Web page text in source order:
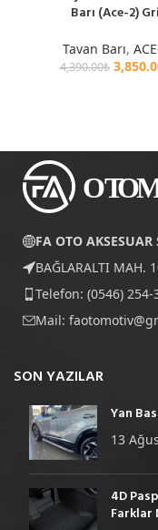
Barı (Ace-2) Gri
Tavan Barı,
4,390.00₺
FA OTO
BAĞLARALTI MAH.
Telefon: (0546) 254-
Mail:
SON YAZILAR
Yan
13
4D
Farklar